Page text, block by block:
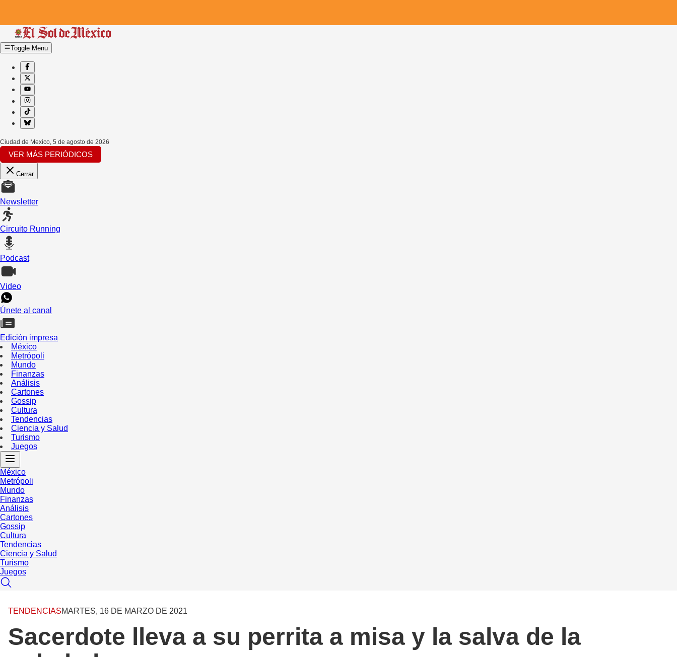
Toggle Menu
Ciudad de Mexico, 5 de agosto de 2026
VER MÁS PERIÓDICOS
Cerrar
Newsletter
Circuito Running
Podcast
Video
Únete al canal
Edición impresa
México
Metrópoli
Mundo
Finanzas
Análisis
Cartones
Gossip
Cultura
Tendencias
Ciencia y Salud
Turismo
Juegos
México
Metrópoli
Mundo
Finanzas
Análisis
Cartones
Gossip
Cultura
Tendencias
Ciencia y Salud
Turismo
Juegos
TENDENCIASMARTES, 16 DE MARZO DE 2021
Sacerdote lleva a su perrita a misa y la salva de la